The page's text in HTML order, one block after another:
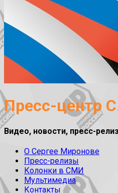
Пресс-центр
Видео, новости, пресс-
О Сергее Миронове
Пресс-релизы
Колонки в СМИ
Мультимедиа
Контакты